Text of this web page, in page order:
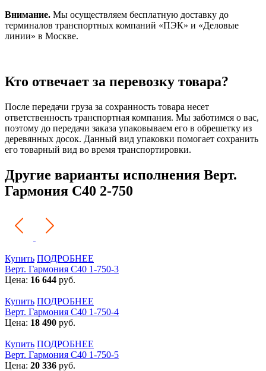
Внимание. Мы осуществляем бесплатную доставку до
терминалов транспортных компаний «ПЭК» и «Деловые
линии» в Москве.
Кто отвечает за перевозку товара?
После передачи груза за сохранность товара несет
ответственность транспортная компания. Мы заботимся о вас,
поэтому до передачи заказа упаковываем его в обрешетку из
деревянных досок. Данный вид упаковки помогает сохранить
его товарный вид во время транспортировки.
Другие варианты исполнения Верт.
Гармония С40 2-750
Купить ПОДРОБНЕЕ
Верт. Гармония С40 1-750-3
Цена: 16 644 руб.
Купить ПОДРОБНЕЕ
Верт. Гармония С40 1-750-4
Цена: 18 490 руб.
Купить ПОДРОБНЕЕ
Верт. Гармония С40 1-750-5
Цена: 20 336 руб.